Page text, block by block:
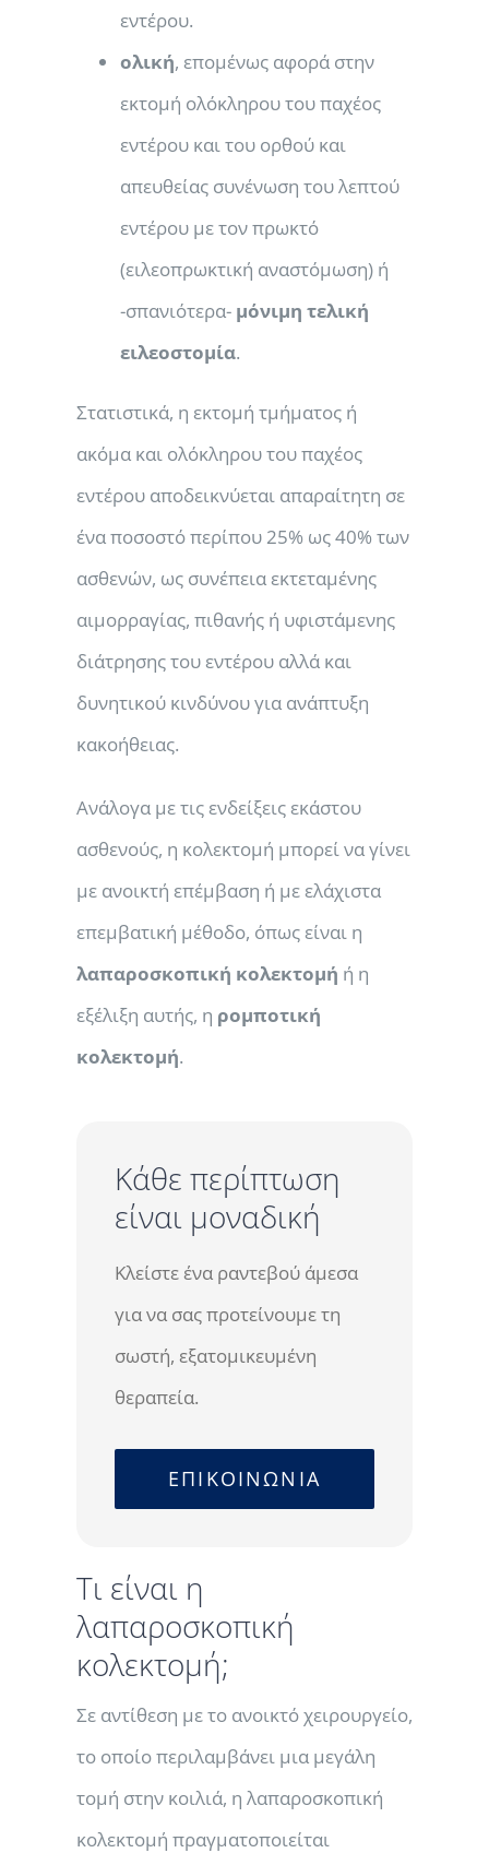
εντέρου.
ολική, επομένως αφορά στην
εκτομή ολόκληρου του παχέος
εντέρου και του ορθού και
απευθείας συνένωση του λεπτού
εντέρου με τον πρωκτό
(ειλεοπρωκτική αναστόμωση) ή
-σπανιότερα- μόνιμη τελική
ειλεοστομία.
Στατιστικά, η εκτομή τμήματος ή
ακόμα και ολόκληρου του παχέος
εντέρου αποδεικνύεται απαραίτητη σε
ένα ποσοστό περίπου 25% ως 40% των
ασθενών, ως συνέπεια εκτεταμένης
αιμορραγίας, πιθανής ή υφιστάμενης
διάτρησης του εντέρου αλλά και
δυνητικού κινδύνου για ανάπτυξη
κακοήθειας.
Ανάλογα με τις ενδείξεις εκάστου
ασθενούς, η κολεκτομή μπορεί να γίνει
με ανοικτή επέμβαση ή με ελάχιστα
επεμβατική μέθοδο, όπως είναι η
λαπαροσκοπική κολεκτομή ή η
εξέλιξη αυτής, η ρομποτική
κολεκτομή.
Κάθε περίπτωση
είναι μοναδική
Κλείστε ένα ραντεβού άμεσα
για να σας προτείνουμε τη
σωστή, εξατομικευμένη
θεραπεία.
ΕΠΙΚΟΙΝΩΝΙΑ
Τι είναι η
λαπαροσκοπική
κολεκτομή;
Σε αντίθεση με το ανοικτό χειρουργείο,
το οποίο περιλαμβάνει μια μεγάλη
τομή στην κοιλιά, η λαπαροσκοπική
κολεκτομή πραγματοποιείται